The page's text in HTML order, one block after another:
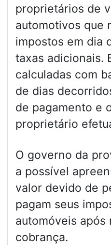
proprietários de
automotivos que
impostos em dia
taxas adicionais.
calculadas com
de dias
de pagamento e
proprietário
O governo da
a possível
valor devido de
pagam seus
automóveis
cobrança.